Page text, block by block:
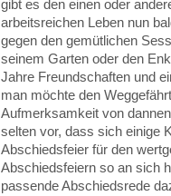
gibt es den einen oder
arbeitsreichen Leben nun
gegen den gemütlichen
seinem Garten oder den
Jahre Freundschaften und
man möchte den
Aufmerksamkeit von
selten vor, dass sich einige
Abschiedsfeier für den
Abschiedsfeiern so an sich
passende Abschiedsrede